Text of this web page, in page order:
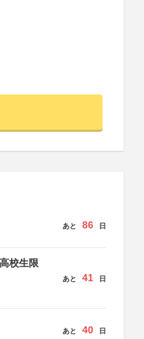
あと 86 日
校生限
あと 41 日
あと 40 日